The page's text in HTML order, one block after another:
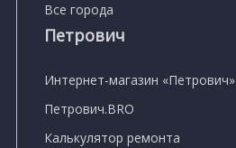
Все города
Петрович
Интернет-магазин «Петрович»
Петрович.BRO
Калькулятор ремонта